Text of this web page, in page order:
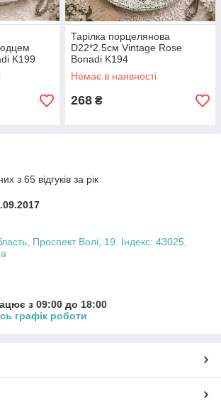
K199
Тарілка порцелянова
D22*2.5см Vintage Rose
Bonadi K194
Немає в наявності
268 ₴
з 65 відгуків за рік
Проспект Волі, 19. Індекс: 43025,
з 09:00 до 18:00
графік роботи